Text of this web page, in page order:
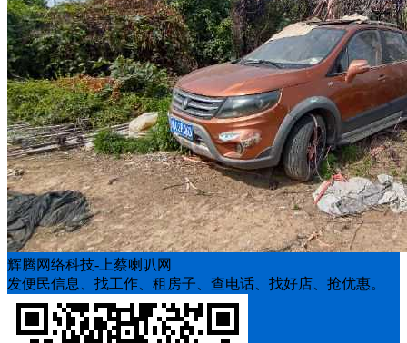
辉腾网络科技-上蔡喇叭网
发便民信息、找工作、租房子、查电话、找好店、抢优惠。